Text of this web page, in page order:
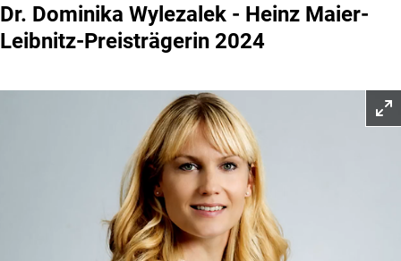
Dr. Dominika Wylezalek - Heinz Maier-
Leibnitz-Preisträgerin 2024